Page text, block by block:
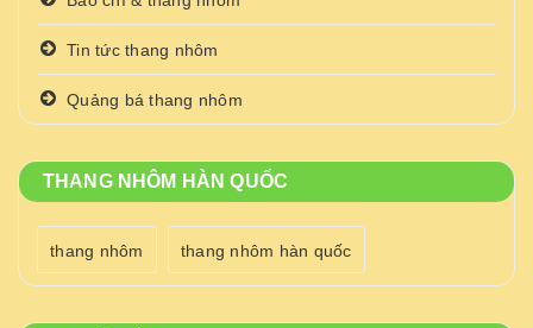
Tin tức thang nhôm
Quảng bá thang nhôm
THANG NHÔM HÀN QUỐC
thang nhôm thang nhôm hàn quốc